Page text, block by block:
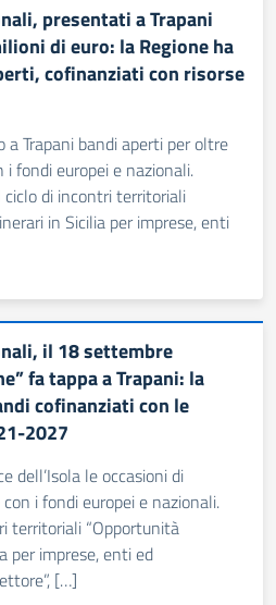
presentati a Trapani
di euro: la Regione ha
cofinanziati con risorse
Trapani bandi aperti per oltre
fondi europei e nazionali.
ciclo di incontri territoriali
in Sicilia per imprese, enti
il 18 settembre
fa tappa a Trapani: la
cofinanziati con le
2027
dell’Isola le occasioni di
i fondi europei e nazionali.
territoriali “Opportunità
per imprese, enti ed
[…]